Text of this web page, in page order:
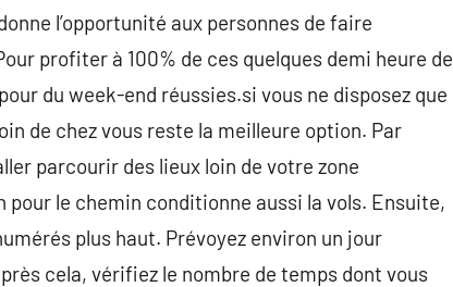
l’opportunité aux personnes de faire
profiter à 100% de ces quelques demi heure de
du week-end réussies.si vous ne disposez que
de chez vous reste la meilleure option. Par
parcourir des lieux loin de votre zone
le chemin conditionne aussi la vols. Ensuite,
plus haut. Prévoyez environ un jour
cela, vérifiez le nombre de temps dont vous